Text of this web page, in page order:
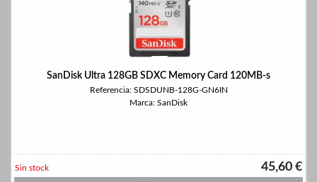
SanDisk Ultra 128GB SDXC Memory Card 120MB-s
Referencia: SDSDUNB-128G-GN6IN
Marca: SanDisk
45,60 €
Sin stock